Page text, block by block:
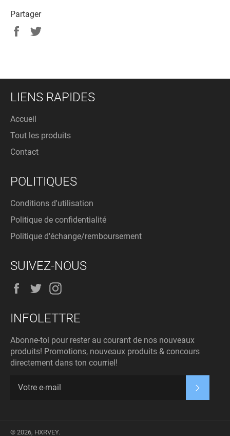
Partager
Partager
LIENS RAPIDES
Accueil
Tout les produits
Contact
POLITIQUES
Conditions d'utilisation
Politique de confidentialité
Politique d'échange/remboursement
SUIVEZ-NOUS
Facebook
Twitter
INFOLETTRE
Abonne-toi pour rester au courant de nos nouveaux
produits! Promotions, nouveaux produits & concours
directement dans ton courriel!
© 2026, HXRVEY.